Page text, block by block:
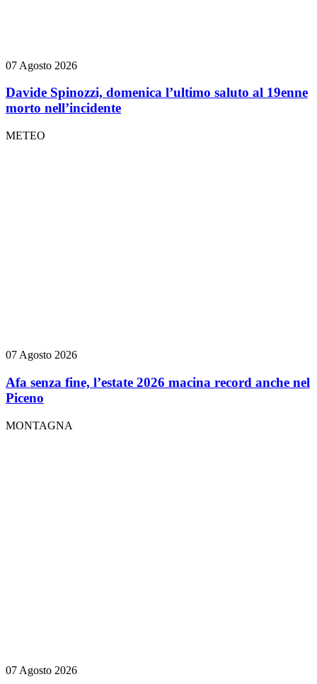
07 Agosto 2026
Davide Spinozzi, domenica l’ultimo saluto al 19enne
morto nell’incidente
METEO
07 Agosto 2026
Afa senza fine, l’estate 2026 macina record anche nel
Piceno
MONTAGNA
07 Agosto 2026